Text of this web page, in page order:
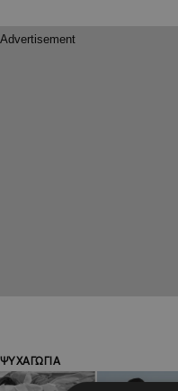
ΨΥΧΑΓΩΓΙΑ